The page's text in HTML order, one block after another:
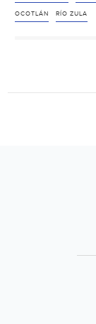
plantas
OCOTLÁN RÍO ZULA